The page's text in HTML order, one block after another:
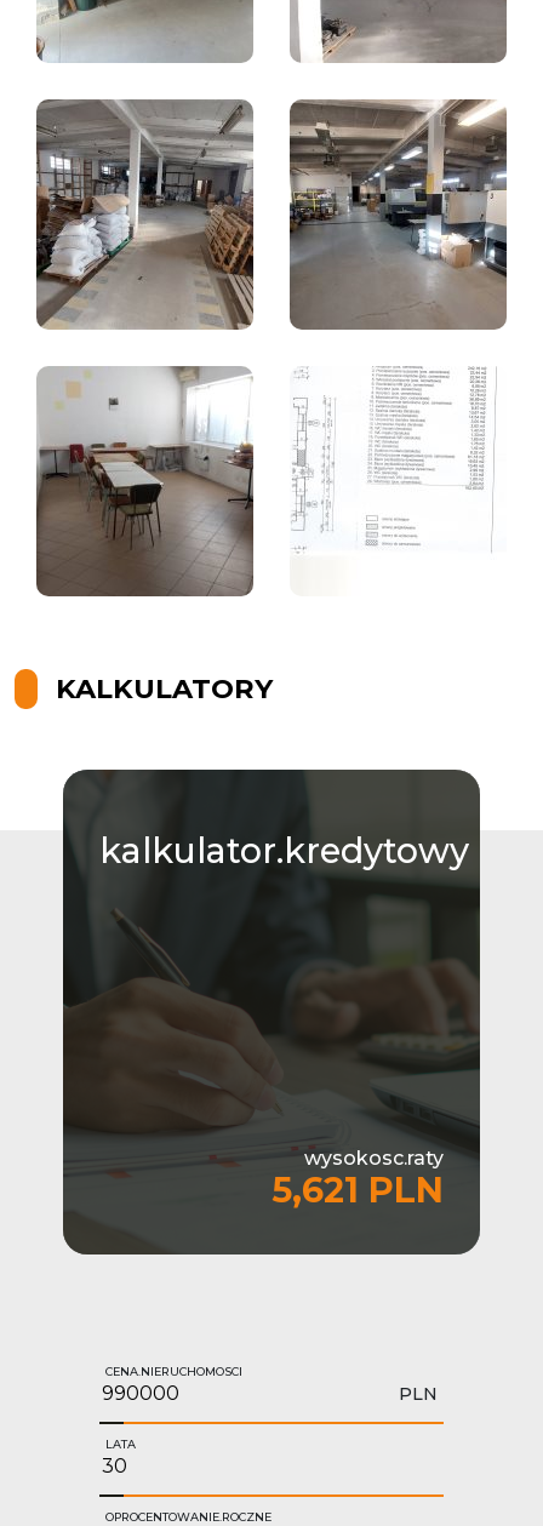
KALKULATORY
kalkulator.kredytowy
wysokosc.raty
5,621 PLN
CENA.NIERUCHOMOSCI
PLN
LATA
OPROCENTOWANIE.ROCZNE